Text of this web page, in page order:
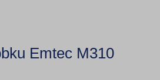
Emtec M310